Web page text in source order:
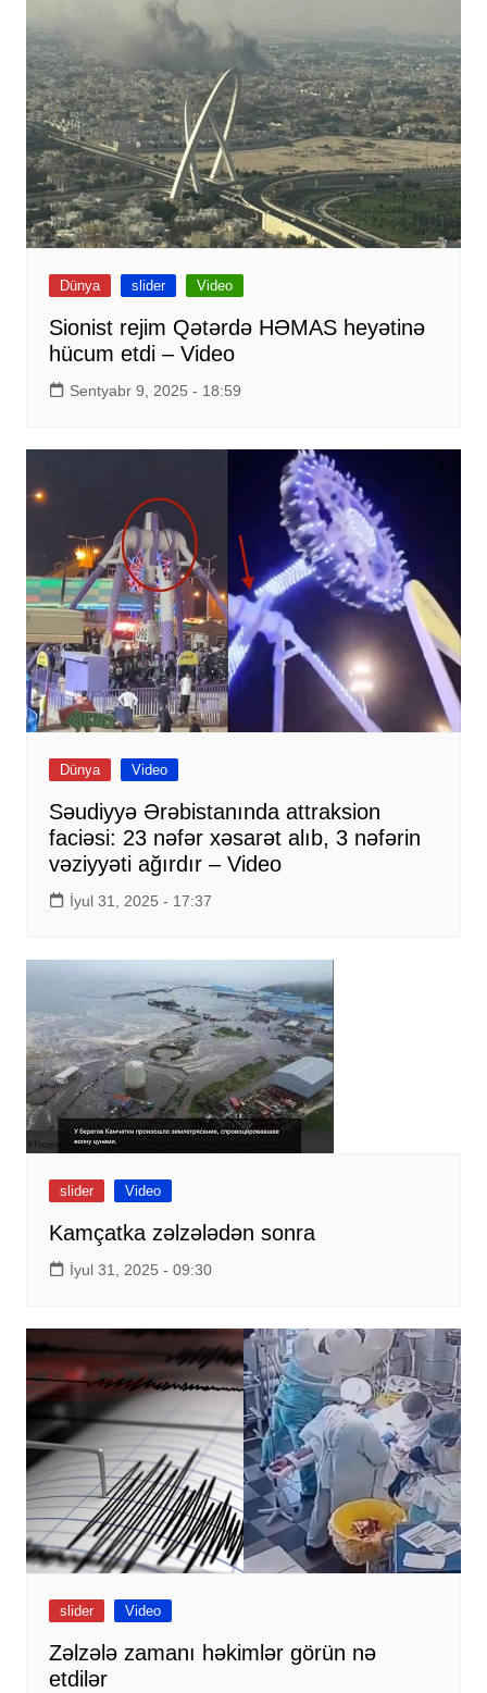
Dünya slider Video
Sionist rejim Qətərdə HƏMAS heyətinə
hücum etdi – Video
Sentyabr 9, 2025 - 18:59
Dünya Video
Səudiyyə Ərəbistanında attraksion
faciəsi: 23 nəfər xəsarət alıb, 3 nəfərin
vəziyyəti ağırdır – Video
İyul 31, 2025 - 17:37
slider Video
Kamçatka zəlzələdən sonra
İyul 31, 2025 - 09:30
slider Video
Zəlzələ zamanı həkimlər görün nə
etdilər